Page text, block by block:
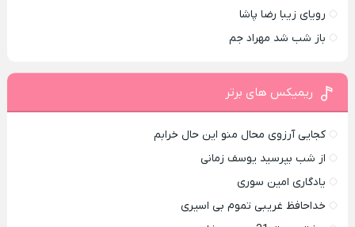
رویای زیبا رضا پاشا
باز شب شد مهراد جم
ریمیکس های برتر
کجایی آرزوی محال منو این حال خرابم
از شب بپرسید یوسف زمانی
یادگاری امین سوری
خداحافظ غریبی تموم بی اسیری